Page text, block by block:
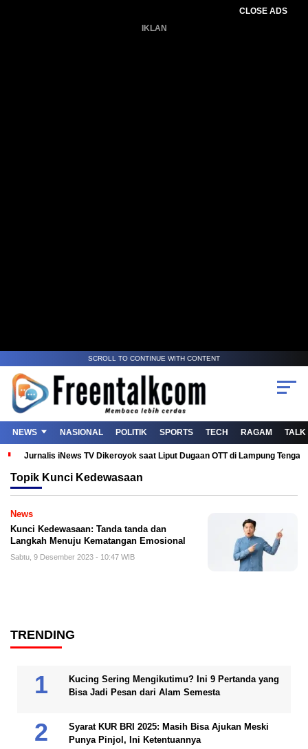
CLOSE ADS
IKLAN
SCROLL TO CONTINUE WITH CONTENT
NEWS NASIONAL POLITIK SPORTS TECH RAGAM TALK
Jurnalis iNews TV Dikeroyok saat Liput Dugaan OTT di Lampung
Topik Kunci Kedewasaan
News
Kunci Kedewasaan: Tanda tanda dan
Langkah Menuju Kematangan Emosional
Sabtu, 9 Desember 2023 - 10:47 WIB
TRENDING
Kucing Sering Mengikutimu? Ini 9 Pertanda yang
Bisa Jadi Pesan dari Alam Semesta
Syarat KUR BRI 2025: Masih Bisa Ajukan Meski
Punya Pinjol, Ini Ketentuannya